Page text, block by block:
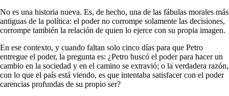
No es una historia nueva. Es, de hecho, una de las fábulas morales más
antiguas de la política: el poder no corrompe solamente las decisiones,
corrompe también la relación de quien lo ejerce con su propia imagen.
En ese contexto, y cuando faltan solo cinco días para que Petro
entregue el poder, la pregunta es: ¿Petro buscó el poder para hacer un
cambio en la sociedad y en el camino se extravió; o la verdadera razón,
con lo que el país está viendo, es que intentaba satisfacer con el poder
carencias profundas de su propio ser?